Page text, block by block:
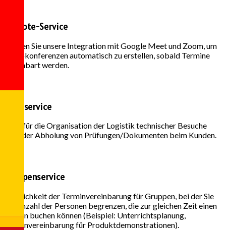
Remote-Service
Nutzen Sie unsere Integration mit Google Meet und Zoom, um
Videokonferenzen automatisch zu erstellen, sobald Termine
vereinbart werden.
Heimservice
Ideal für die Organisation der Logistik technischer Besuche
oder der Abholung von Prüfungen/Dokumenten beim Kunden.
Gruppenservice
Möglichkeit der Terminvereinbarung für Gruppen, bei der Sie
die Anzahl der Personen begrenzen, die zur gleichen Zeit einen
Termin buchen können (Beispiel: Unterrichtsplanung,
Terminvereinbarung für Produktdemonstrationen).